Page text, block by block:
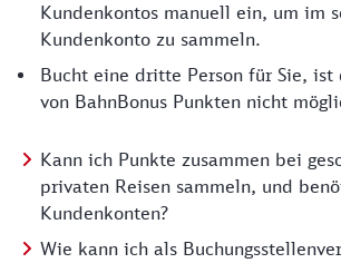
Kundenkontos manuell ein, um im
Kundenkonto zu sammeln.
Bucht eine dritte Person für Sie, ist
von BahnBonus Punkten nicht
Kann ich Punkte zusammen bei
privaten Reisen sammeln, und
Kundenkonten?
Wie kann ich als